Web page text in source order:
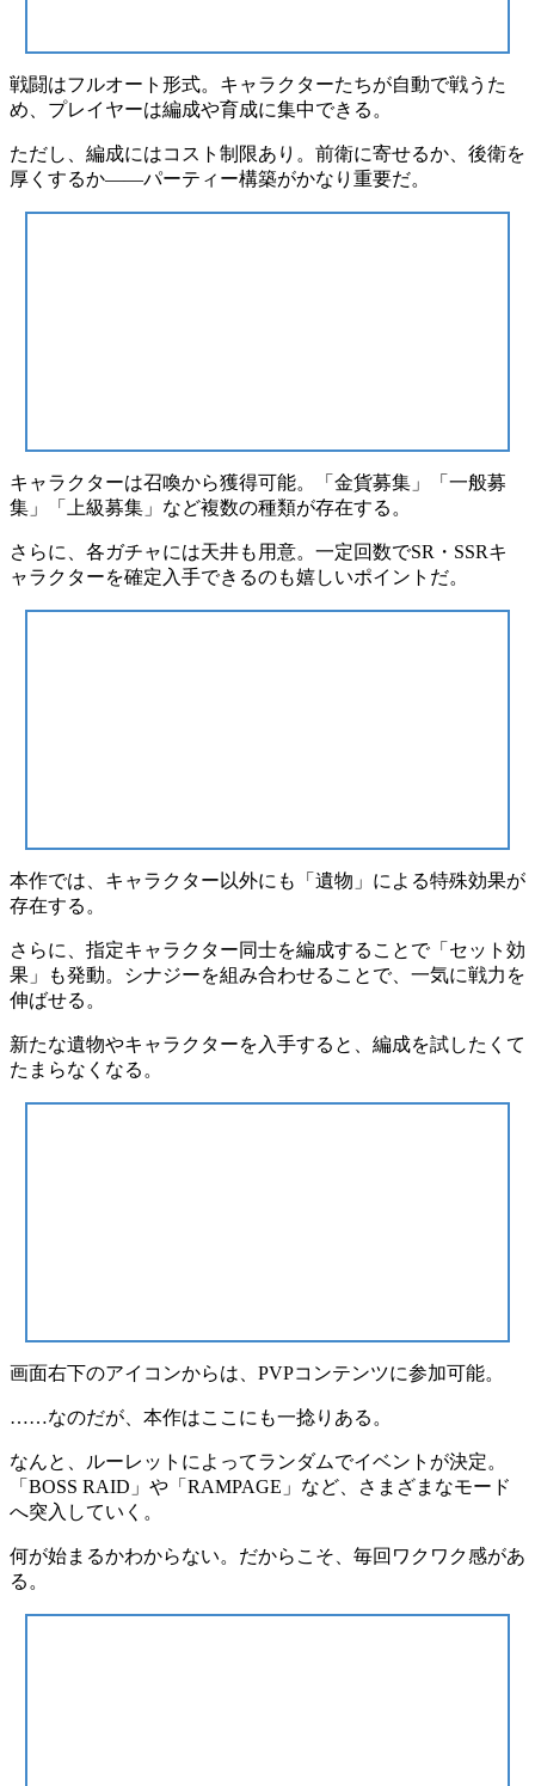
戦闘はフルオート 形式。キャラクターたちが自動で戦うた
め、プレイヤーは編成や育成に集中できる 。
ただし、 編成にはコスト制限あり。前衛に寄せるか、後衛を
厚くするか――パーティー構築がかなり重要だ。
キャラクターは召喚から獲得可能。「金貨募集」「一般募
集」「上級募集」など複数の種類が存在する。
さらに、 各ガチャには天井も用意。一定回数でSR・SSRキ
ャラクターを確定入手できるのも嬉しいポイントだ。
本作では、キャラクター以外にも「 遺物 」による特殊効果が
存在する。
さらに、指定キャラクター同士を編成することで「 セット効
果 」も発動。シナジーを組み合わせることで、一気に戦力を
伸ばせる。
新たな遺物やキャラクターを入手すると、編成を試したくて
たまらなくなる。
画面右下のアイコンからは、 PVPコンテンツに参加可能。
……なのだが、本作はここにも一捻りある。
なんと、 ルーレットによってランダムでイベントが決定。
「 BOSS RAID 」や「 RAMPAGE 」など、さまざまなモード
へ突入していく。
何が始まるかわからない。だからこそ、毎回ワクワク感があ
る。